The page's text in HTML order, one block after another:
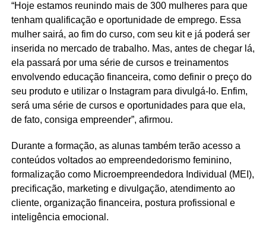
“Hoje estamos reunindo mais de 300 mulheres para que
tenham qualificação e oportunidade de emprego. Essa
mulher sairá, ao fim do curso, com seu kit e já poderá ser
inserida no mercado de trabalho. Mas, antes de chegar lá,
ela passará por uma série de cursos e treinamentos
envolvendo educação financeira, como definir o preço do
seu produto e utilizar o Instagram para divulgá-lo. Enfim,
será uma série de cursos e oportunidades para que ela,
de fato, consiga empreender”, afirmou.
Durante a formação, as alunas também terão acesso a
conteúdos voltados ao empreendedorismo feminino,
formalização como Microempreendedora Individual (MEI),
precificação, marketing e divulgação, atendimento ao
cliente, organização financeira, postura profissional e
inteligência emocional.